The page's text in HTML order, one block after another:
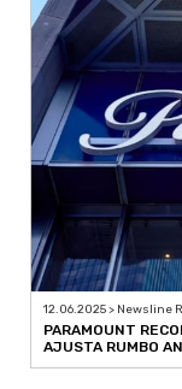
12.06.2025 > Newsline
PARAMOUNT
AJUSTA RUMBO